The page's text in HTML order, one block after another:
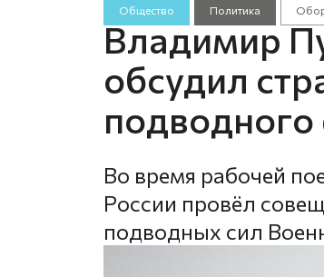
Общество Политика
Владимир
обсудил
Во время рабочей
России провёл
подводных сил